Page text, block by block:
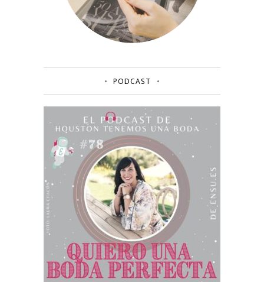
PODCAST